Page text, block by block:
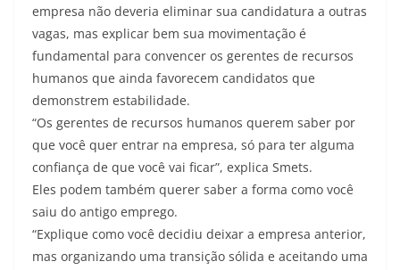
empresa não deveria eliminar sua candidatura a outras
vagas, mas explicar bem sua movimentação é
fundamental para convencer os gerentes de recursos
humanos que ainda favorecem candidatos que
demonstrem estabilidade.
“Os gerentes de recursos humanos querem saber por
que você quer entrar na empresa, só para ter alguma
confiança de que você vai ficar”, explica Smets.
Eles podem também querer saber a forma como você
saiu do antigo emprego.
“Explique como você decidiu deixar a empresa anterior,
mas organizando uma transição sólida e aceitando uma